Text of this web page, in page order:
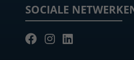
SOCIALE